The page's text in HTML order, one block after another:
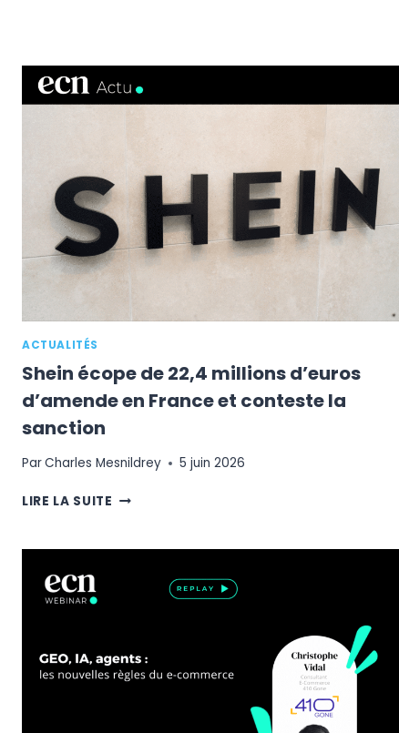
POUR
DOMINER
LA
ACTUALITÉS
Shein écope de 22,4 millions d’euros
d’amende en France et conteste la
sanction
ParCharles Mesnildrey 5 juin 2026
LIRE LA SUITE SHEIN
22,4
D’EUROS
FRANCE
ET